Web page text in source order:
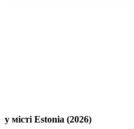
у місті Estonia (2026)